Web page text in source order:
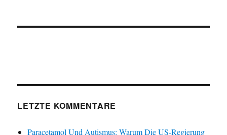
LETZTE KOMMENTARE
Paracetamol Und Autismus: Warum Die US-Regierung